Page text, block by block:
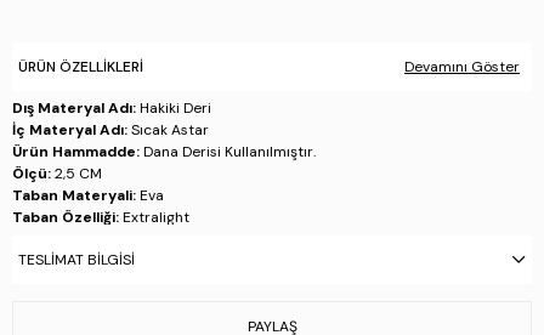
ÜRÜN ÖZELLIKLERI Devamını Göster
Dış Materyal Adı:Hakiki Deri
İç Materyal Adı:Sıcak Astar
Ürün Hammadde:Dana Derisi Kullanılmıştır.
Ölçü:2,5 CM
Taban Materyali:Eva
Taban Özelliği:Extralight
Üretim Yeri:Türkiye
TESLIMAT BILGISI
PAYLAŞ